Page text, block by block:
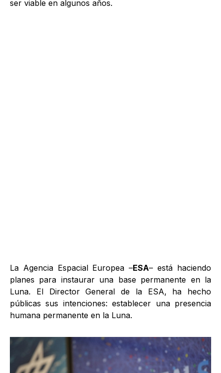
ser viable en algunos años.
La Agencia Espacial Europea –ESA– está haciendo
planes para instaurar una base permanente en la
Luna. El Director General de la ESA, ha hecho
públicas sus intenciones: establecer una presencia
humana permanente en la Luna.